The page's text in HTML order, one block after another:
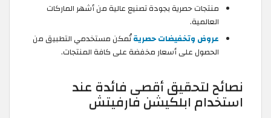
منتجات حصرية بجودة تصنيع عالية من أشهر الماركات
العالمية.
عروض وتخفيضات حصريةتُمكن مستخدمي التطبيق من
الحصول على أسعار مخفضة على كافة المنتجات.
نصائح لتحقيق أقصى فائدة عند
استخدام ابلكيشن فارفيتش